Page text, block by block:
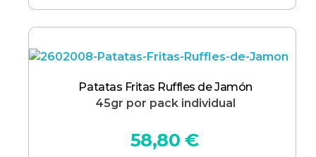
Patatas Fritas Ruffles de Jamón
45gr por pack individual
58,80 €